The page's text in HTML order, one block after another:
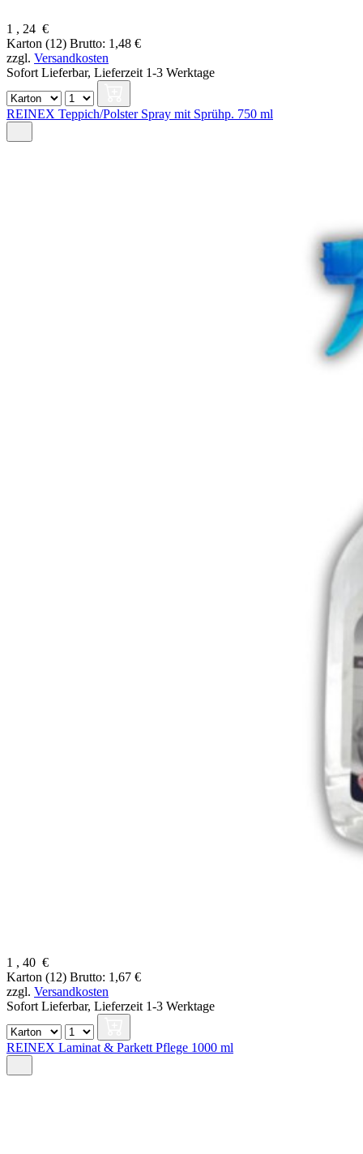
1 , 24 €
Karton (12) Brutto: 1,48 €
zzgl. Versandkosten
Sofort Lieferbar, Lieferzeit 1-3 Werktage
REINEX Teppich/Polster Spray mit Sprühp. 750 ml
1 , 40 €
Karton (12) Brutto: 1,67 €
zzgl. Versandkosten
Sofort Lieferbar, Lieferzeit 1-3 Werktage
REINEX Laminat & Parkett Pflege 1000 ml